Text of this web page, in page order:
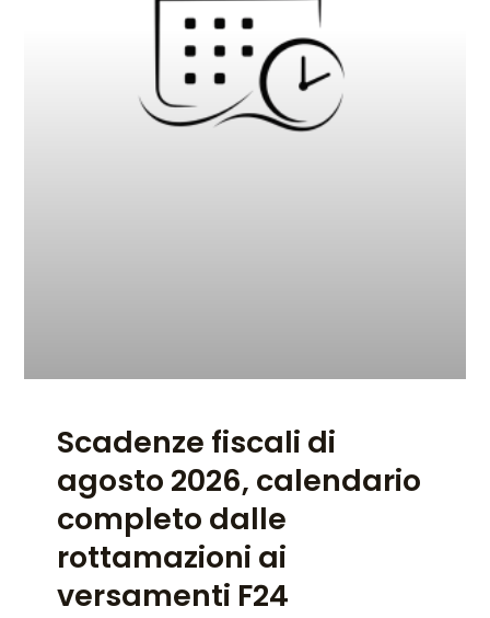
Scadenze fiscali di
agosto 2026, calendario
completo dalle
rottamazioni ai
versamenti F24